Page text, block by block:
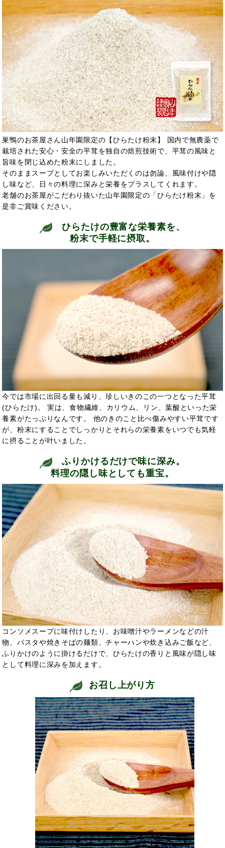
巣鴨のお茶屋さん山年園限定の【ひらたけ粉末】 国内で無農薬で
栽培された安心・安全の平茸を独自の焙煎技術で、平茸の風味と
旨味を閉じ込めた粉末にしました。
そのままスープとしてお楽しみいただくのは勿論、風味付けや隠
し味など、日々の料理に深みと栄養をプラスしてくれます。
老舗のお茶屋がこだわり抜いた山年園限定の「ひらたけ粉末」を
是非ご賞味ください。
ひらたけの豊富な栄養素を、
粉末で手軽に摂取。
今では市場に出回る量も減り、珍しいきのこの一つとなった平茸
(ひらたけ)。 実は、食物繊維、カリウム、リン、葉酸といった栄
養素がたっぷりなんです。 他のきのこと比べ傷みやすい平茸です
が、粉末にすることでしっかりとそれらの栄養素をいつでも気軽
に摂ることが叶いました。
ふりかけるだけで味に深み。
料理の隠し味としても重宝。
コンソメスープに味付けしたり、お味噌汁やラーメンなどの汁
物、パスタや焼きそばの麺類、チャーハンや炊き込みご飯など、
ふりかけのように掛けるだけで、ひらたけの香りと風味が隠し味
として料理に深みを加えます。
お召し上がり方